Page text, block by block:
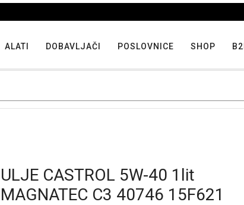
ALATI DOBAVLJAČI POSLOVNICE SHOP
ULJE CASTROL 5W-40 1lit
MAGNATEC C3 40746 15F621